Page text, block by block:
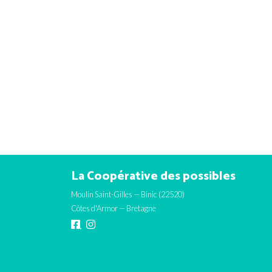
La Coopérative des possibles
Moulin Saint-Gilles — Binic (22520)
Côtes d'Armor — Bretagne